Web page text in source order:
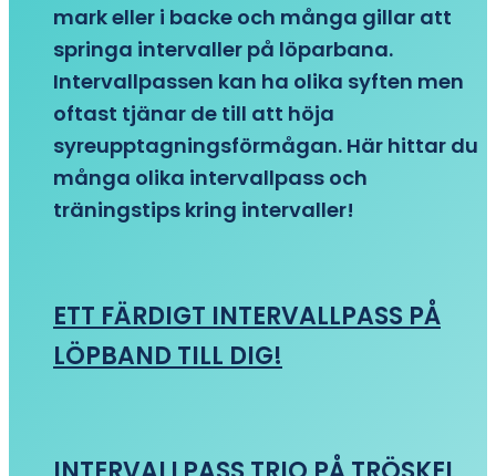
mark eller i backe och många gillar att
springa intervaller på löparbana.
Intervallpassen kan ha olika syften men
oftast tjänar de till att höja
syreupptagningsförmågan. Här hittar du
många olika intervallpass och
träningstips kring intervaller!
ETT FÄRDIGT INTERVALLPASS PÅ
LÖPBAND TILL DIG!